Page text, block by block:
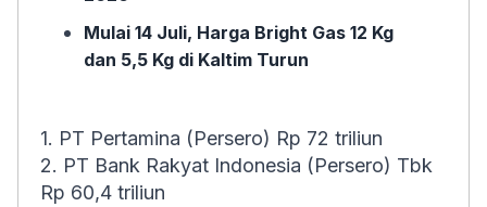
Mulai 14 Juli, Harga Bright Gas 12 Kg
dan 5,5 Kg di Kaltim Turun
1. PT Pertamina (Persero) Rp 72 triliun
2. PT Bank Rakyat Indonesia (Persero) Tbk
Rp 60,4 triliun